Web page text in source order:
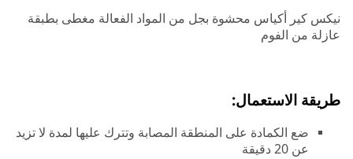
نيكس كير أكياس محشوة بجل من المواد الفعالة مغطى بطبقة
عازلة من الفوم
طريقة الاستعمال:
ضع الكمادة على المنطقة المصابة وتترك عليها لمدة لا تزيد
عن 20 دقيقة